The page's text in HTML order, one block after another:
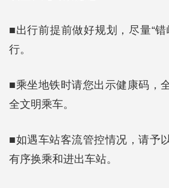
■出行前提前做好规划，尽量“
行。
■乘坐地铁时请您出示健康码，
全文明乘车。
■如遇车站客流管控情况，请予
有序换乘和进出车站。